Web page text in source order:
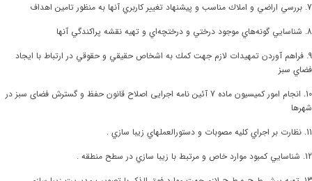
7. بررسي اراضي و املاك مناسب و پيشنهاد تغيير كاربري آنها به منظور تامين اهداف
8. شناسايي گونه‌هاي موجود درختي و درختچه‌اي و تهيه نقشه پراكندگي آنها
9. فراهم آوردن تمهيدات لازم جهت كمك به اشخاص حقيقي و حقوقي در ارتباط با ايجاد
فضاي سبز
10. انجام امور کمیسیون ماده 7 آئین نامه اجرایی اصلاح قانون حفظ و گسترش فضای سبز در
شهرها
11. نظارت بر اجراي كليه مصوبات و دستورالعملهاي زيبا سازي .
12. شناسايي كمبود موارد خاص و مرتبط با زيبا سازي در سطح منطقه .